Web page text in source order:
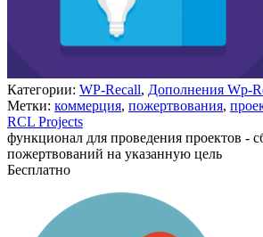
Категории: WP-Recall, Дополнения Wp-
Метки: коммерция, пожертвования,
RCL Projects
функционал для проведения проектов -
пожертвований на указанную цель
Бесплатно